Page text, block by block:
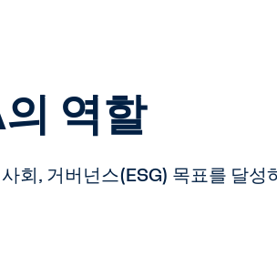
역할
회, 거버넌스(ESG) 목표를 달성